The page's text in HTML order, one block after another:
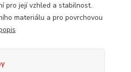
pro její vzhled a stabilnost.
materiálu a pro povrchovou